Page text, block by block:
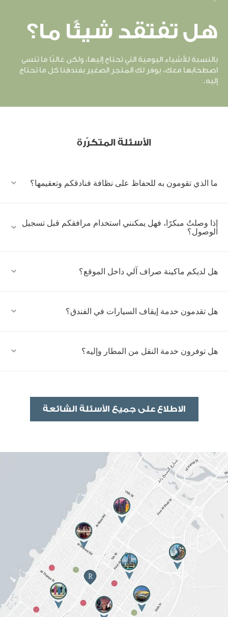
هل تفتقد شيئًا ما؟
بالنسبة للأشياء اليومية التي تحتاج إليها، ولكن غالبًا ما تنسى
اصطحابها معك، يوفر لك المتجر الصغير بفندقنا كل ما تحتاج
إليه.
الأسئلة المتكرّرة
ما الذي تقومون به للحفاظ على نظافة فنادقكم وتعقيمها؟
إذا وصلتُ مبكرًا، فهل يمكنني استخدام مرافقكم قبل تسجيل
الوصول؟
هل لديكم ماكينة صراف آلي داخل الموقع؟
هل تقدمون خدمة إيقاف السيارات في الفندق؟
هل توفرون خدمة النقل من المطار وإليه؟
الاطلاع على جميع الأسئلة الشائعة